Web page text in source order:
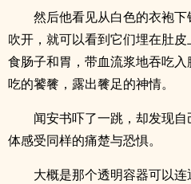
然后他看见从白色的衣袍
吹开，就可以看到它们埋在肚
食肠子和胃，带血流浆地吞吃
吃的饕餮，露出餮足的神情。
闻安书吓了一跳，却发现
体感受同样的痛楚与恐惧。
大概是那个透明容器可以